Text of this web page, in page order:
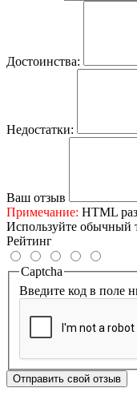
Достоинства:
Недостатки:
Ваш отзыв
Примечание: HTML
Используйте обычный
Рейтинг
Captcha
Введите код в поле
Отправить свой отзыв